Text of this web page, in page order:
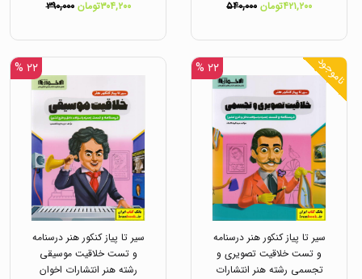
۴۲۱,۲۰۰تومان
۵۴۰,۰۰۰
۳۰۴,۲۰۰تومان
۳۹۰,۰۰۰
ناموجود ۲۲ %
سیر تا پیاز کنکور هنر درسنامه
و تست خلاقیت تصویری و
تجسمی رشته هنر انتشارات
۲۲ %
سیر تا پیاز کنکور هنر درسنامه
و تست خلاقیت موسیقی
رشته هنر انتشارات اخوان